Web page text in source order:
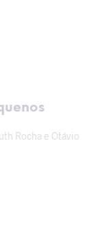
Rocha e Otávio